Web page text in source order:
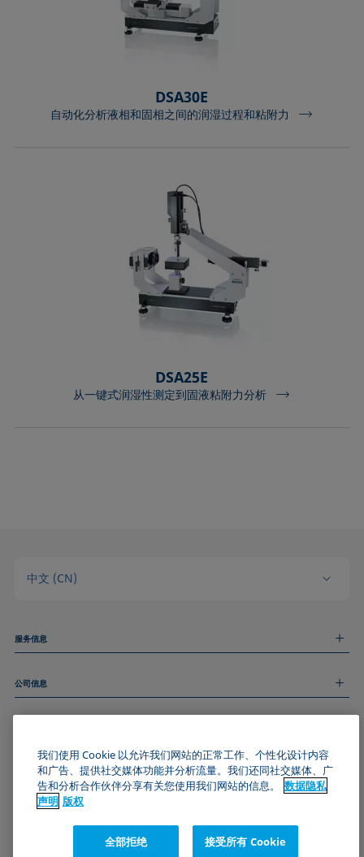
DSA30E
自动化分析液相和固相之间的润湿过程和粘附力
DSA25E
从一键式润湿性测定到固液粘附力分析
中文 (CN)
服务信息
技术服务
和我们取得联系
公司信息
关于我们
数据隐私声明
Cookie政策
加入KRÜSS社区
我们使用 Cookie 以允许我们网站的正常工作、个性化设计内容
和广告、提供社交媒体功能并分析流量。我们还同社交媒体、广
告和分析合作伙伴分享有关您使用我们网站的信息。
数据隐私
声明 版权
全部拒绝 接受所有 Cookie